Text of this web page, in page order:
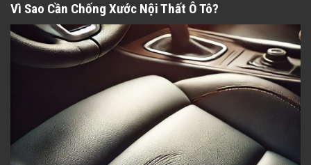
Vì Sao Cần Chống Xước Nội Thất Ô Tô?